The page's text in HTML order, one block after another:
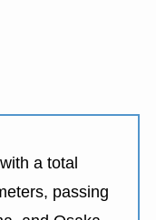
a total
passing